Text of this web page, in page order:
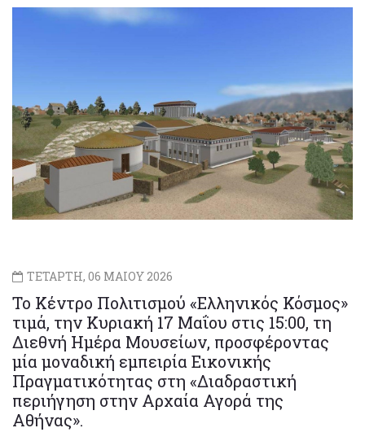
ΤΕΤΑΡΤΗ, 06 ΜΑΙΟΥ 2026
Το Κέντρο Πολιτισμού «Ελληνικός Κόσμος»
τιμά, την Κυριακή 17 Μαΐου στις 15:00, τη
Διεθνή Ημέρα Μουσείων, προσφέροντας
μία μοναδική εμπειρία Εικονικής
Πραγματικότητας στη «Διαδραστική
περιήγηση στην Αρχαία Αγορά της
Αθήνας».